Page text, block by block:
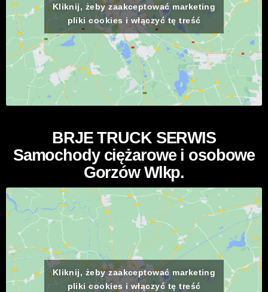
Kliknij, żeby zaakceptować marketing
pliki cookies i włączyć tę treść
BRJE TRUCK SERWIS
Samochody ciężarowe i osobowe
Gorzów Wlkp.
Kliknij, żeby zaakceptować marketing
pliki cookies i włączyć tę treść